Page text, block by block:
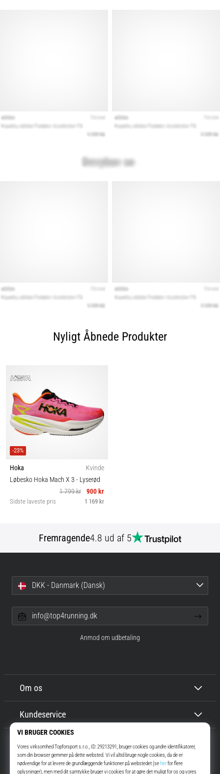
Nyligt Åbnede Produkter
-23%
Hoka
Kvinde
Løbesko Hoka Mach X 3 - Lyserød
1 799 kr
900 kr
Sidste laveste pris 1 169 kr
Fremragende4.8 ud af 5
Om os
Kundeservice
DKK - Danmark (Dansk)
info@top4running.dk
Anmod om udbetaling